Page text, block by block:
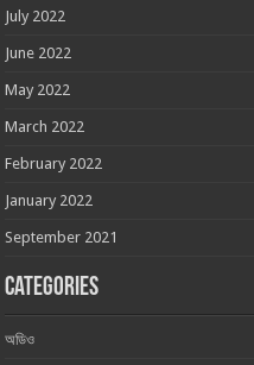
July 2022
June 2022
May 2022
March 2022
February 2022
January 2022
September 2021
Categories
অডিও